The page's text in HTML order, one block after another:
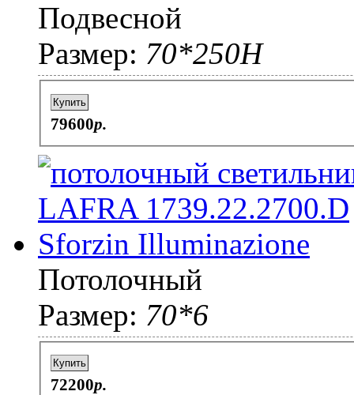
Подвесной
Размер: 70*250H
Купить
79600p.
Потолочный
Размер: 70*6
Купить
72200p.